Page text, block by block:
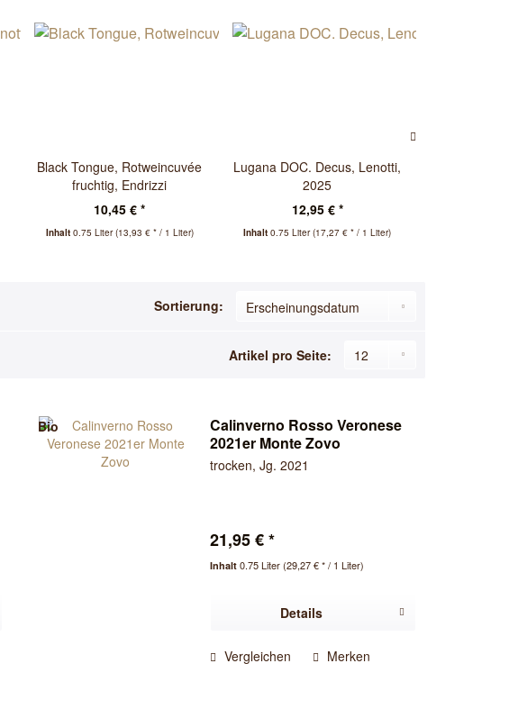
Black Tongue, Rotweincuvée
fruchtig, Endrizzi
10,45 € *
Inhalt 0.75 Liter(13,93 € * / 1 Liter)
Lugana DOC. Decus, Lenotti,
2025
12,95 € *
Inhalt0.75 Liter(17,27 € * / 1 Liter)
Sortierung:
Artikel pro Seite:
Bio
Calinverno Rosso Veronese
2021er Monte Zovo
trocken, Jg. 2021
21,95 € *
Inhalt0.75 Liter(29,27 € * / 1 Liter)
Details
Vergleichen Merken